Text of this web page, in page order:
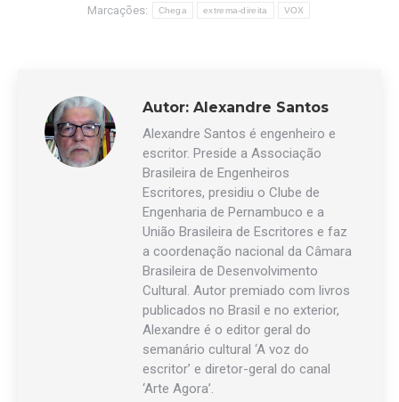
Marcações: Chega extrema-direita VOX
Autor: Alexandre Santos
Alexandre Santos é engenheiro e
escritor. Preside a Associação
Brasileira de Engenheiros
Escritores, presidiu o Clube de
Engenharia de Pernambuco e a
União Brasileira de Escritores e faz
a coordenação nacional da Câmara
Brasileira de Desenvolvimento
Cultural. Autor premiado com livros
publicados no Brasil e no exterior,
Alexandre é o editor geral do
semanário cultural ‘A voz do
escritor’ e diretor-geral do canal
‘Arte Agora’.